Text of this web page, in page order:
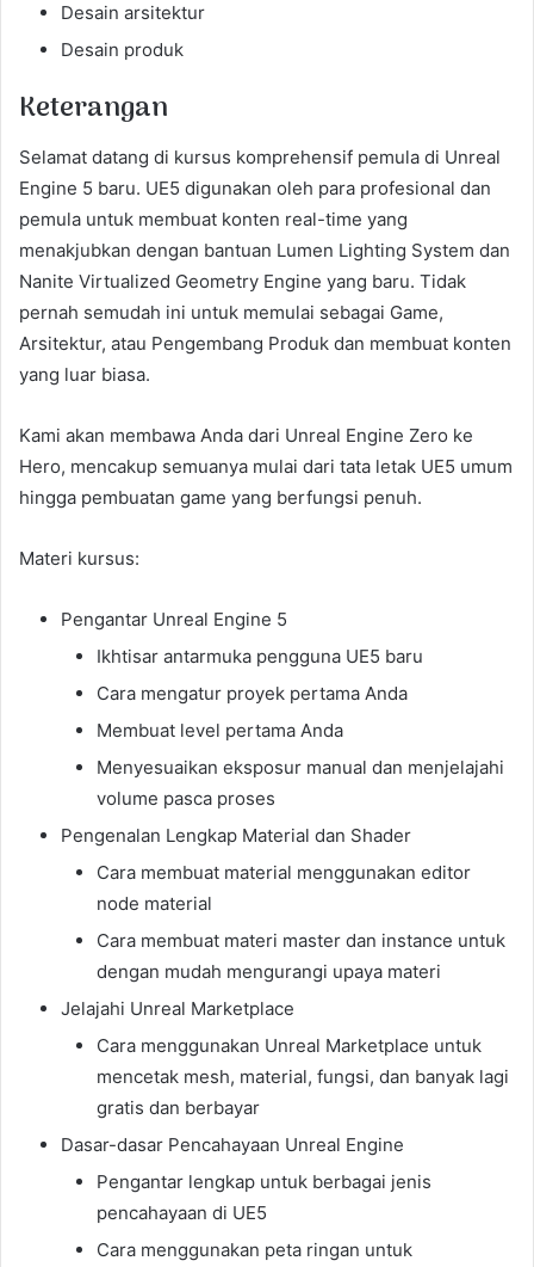
Desain arsitektur
Desain produk
Keterangan
Selamat datang di kursus komprehensif pemula di Unreal
Engine 5 baru. UE5 digunakan oleh para profesional dan
pemula untuk membuat konten real-time yang
menakjubkan dengan bantuan Lumen Lighting System dan
Nanite Virtualized Geometry Engine yang baru. Tidak
pernah semudah ini untuk memulai sebagai Game,
Arsitektur, atau Pengembang Produk dan membuat konten
yang luar biasa.
Kami akan membawa Anda dari Unreal Engine Zero ke
Hero, mencakup semuanya mulai dari tata letak UE5 umum
hingga pembuatan game yang berfungsi penuh.
Materi kursus:
Pengantar Unreal Engine 5
Ikhtisar antarmuka pengguna UE5 baru
Cara mengatur proyek pertama Anda
Membuat level pertama Anda
Menyesuaikan eksposur manual dan menjelajahi
volume pasca proses
Pengenalan Lengkap Material dan Shader
Cara membuat material menggunakan editor
node material
Cara membuat materi master dan instance untuk
dengan mudah mengurangi upaya materi
Jelajahi Unreal Marketplace
Cara menggunakan Unreal Marketplace untuk
mencetak mesh, material, fungsi, dan banyak lagi
gratis dan berbayar
Dasar-dasar Pencahayaan Unreal Engine
Pengantar lengkap untuk berbagai jenis
pencahayaan di UE5
Cara menggunakan peta ringan untuk